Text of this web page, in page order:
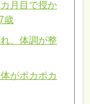
月目で授か
歳
、体調が整
がポカポカ